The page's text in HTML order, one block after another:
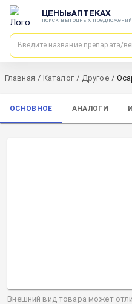
ЦЕНЫвАПТЕКАХ
поиск выгодных предложений
Главная / Каталог / Другое /
ОСНОВНОЕ АНАЛОГИ
Внешний вид товара может